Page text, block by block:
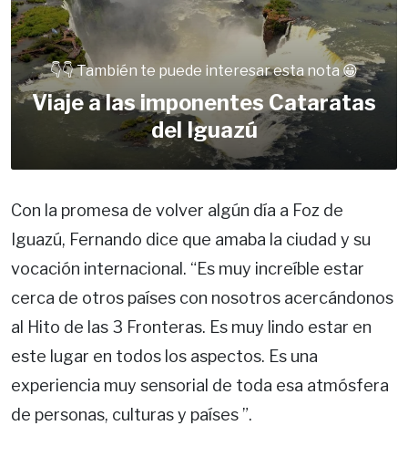
👇👇 También te puede interesar esta nota 😀
Viaje a las imponentes Cataratas
del Iguazú
Con la promesa de volver algún día a Foz de
Iguazú, Fernando dice que amaba la ciudad y su
vocación internacional. “Es muy increíble estar
cerca de otros países con nosotros acercándonos
al Hito de las 3 Fronteras. Es muy lindo estar en
este lugar en todos los aspectos. Es una
experiencia muy sensorial de toda esa atmósfera
de personas, culturas y países ”.